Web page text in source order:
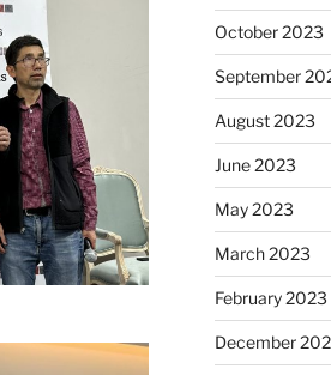
October 2023
September
August 2023
June 2023
May 2023
March 2023
February 2023
December